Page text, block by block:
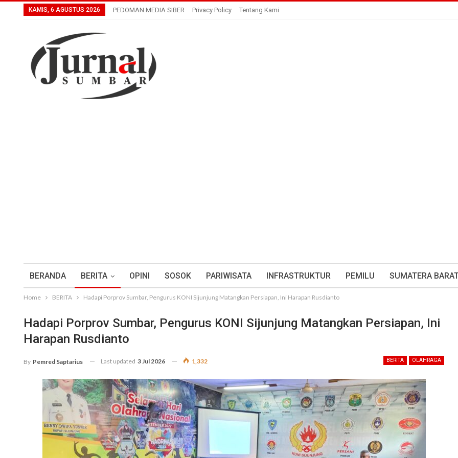
KAMIS, 6 AGUSTUS 2026 PEDOMAN MEDIA SIBER Privacy Policy Tentang Kami
BERANDA BERITA OPINI SOSOK PARIWISATA INFRASTRUKTUR PEMILU SUMATERA
Home BERITA Hadapi Porprov Sumbar, Pengurus KONI Sijunjung Matangkan Persiapan, Ini Harapan Rusdianto
Hadapi Porprov Sumbar, Pengurus KONI Sijunjung Matangkan Persiapan, Ini
Harapan Rusdianto
BERITA OLAHRAGA
By Pemred Saptarius Last updated 3 Jul 2026 1,332